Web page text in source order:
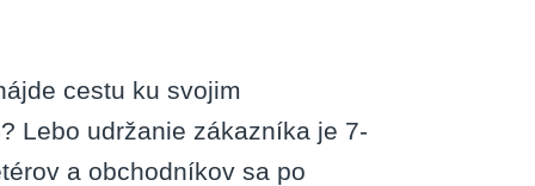
cestu ku svojim
Lebo udržanie zákazníka je 7-
a obchodníkov sa po